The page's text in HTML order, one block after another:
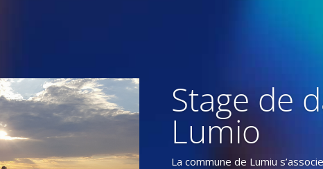
Stage de
Lumio
La commune de Lumiu